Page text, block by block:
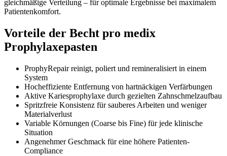
gleichmäßige Verteilung – für optimale Ergebnisse bei maximalem
Patientenkomfort.
Vorteile der Becht pro medix
Prophylaxepasten
ProphyRepair reinigt, poliert und remineralisiert in einem
System
Hocheffiziente Entfernung von hartnäckigen Verfärbungen
Aktive Kariesprophylaxe durch gezielten Zahnschmelzaufbau
Spritzfreie Konsistenz für sauberes Arbeiten und weniger
Materialverlust
Variable Körnungen (Coarse bis Fine) für jede klinische
Situation
Angenehmer Geschmack für eine höhere Patienten-
Compliance